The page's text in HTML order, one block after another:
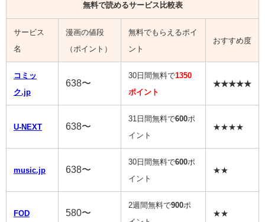
無料で読めるサービス比較表
サービス
名
漫画の値段
（ポイント）
無料でもらえるポイ
ント
おすすめ度
コミッ
ク.jp
638〜
30日間無料で1350
ポイント
★★★★★
U-NEXT 638〜
31日間無料で600ポ
イント
★★★★
music.jp 638〜
30日間無料で600ポ
イント
★★
FOD 580〜
2週間無料で900ポ
★★